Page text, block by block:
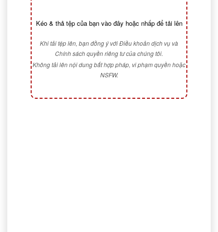
Kéo & thả tệp của bạn vào đây hoặc nhấp để tải lên
Khi tải tệp lên, bạn đồng ý với Điều khoản dịch vụ và
Chính sách quyền riêng tư của chúng tôi.
Không tải lên nội dung bất hợp pháp, vi phạm quyền hoặc
NSFW.